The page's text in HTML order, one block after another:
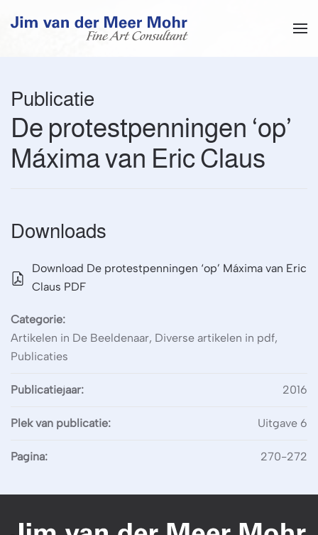
Overslaan en naar de inhoud gaan
Publicatie
De protestpenningen ‘op’
Máxima van Eric Claus
Downloads
Download De protestpenningen ‘op’ Máxima van Eric
Claus PDF
Categorie:
Artikelen in De Beeldenaar, Diverse artikelen in pdf,
Publicaties
Publicatiejaar: 2016
Plek van publicatie: Uitgave 6
Pagina: 270-272